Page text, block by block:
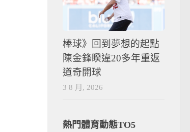
棒球》回到夢想的起點
陳金鋒睽違20多年重返
道奇開球
3 8 月, 2026
熱門體育動態TO5